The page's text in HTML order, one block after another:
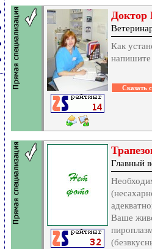
Как
напишите
Главный
Ваше